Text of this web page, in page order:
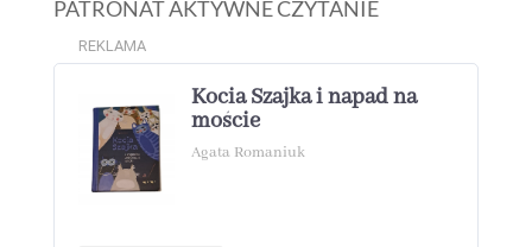
PATRONAT AKTYWNE CZYTANIE
REKLAMA
Kocia Szajka i napad na
moście
Agata Romaniuk